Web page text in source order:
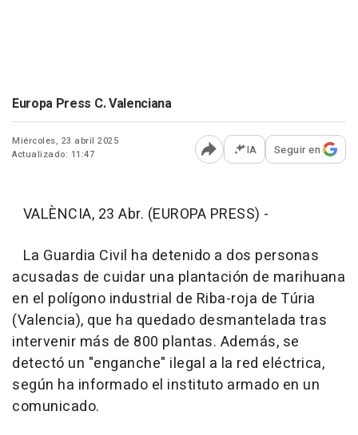
Europa Press C. Valenciana
Miércoles, 23 abril 2025
Actualizado: 11:47
Abrir opciones para
IA Seguir en
VALÈNCIA, 23 Abr. (EUROPA PRESS) -
La Guardia Civil ha detenido a dos personas
acusadas de cuidar una plantación de marihuana
en el polígono industrial de Riba-roja de Túria
(Valencia), que ha quedado desmantelada tras
intervenir más de 800 plantas. Además, se
detectó un "enganche" ilegal a la red eléctrica,
según ha informado el instituto armado en un
comunicado.